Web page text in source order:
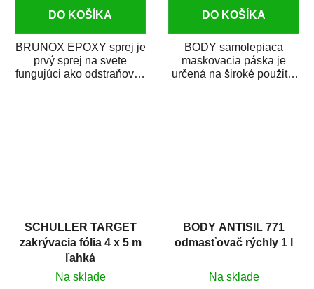
DO KOŠÍKA
BRUNOX EPOXY sprej je
prvý sprej na svete
fungujúci ako odstraňovač
DO KOŠÍKA
BODY samolepiaca
maskovacia páska je
určená na široké použitie
SCHULLER TARGET
zakrývacia fólia 4 x 5 m
ľahká
Na sklade
BODY ANTISIL 771
odmasťovač rýchly 1 l
Na sklade